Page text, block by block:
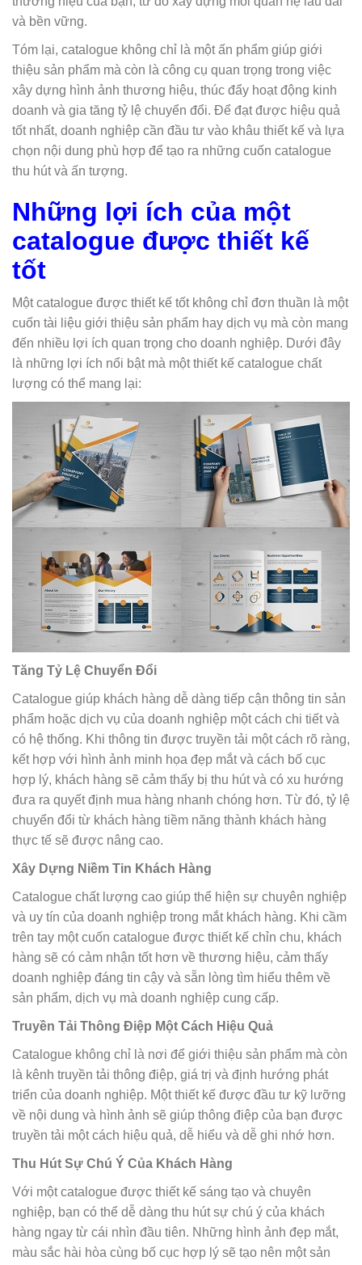
và bền vững.
Tóm lại, catalogue không chỉ là một ấn phẩm giúp giới
thiệu sản phẩm mà còn là công cụ quan trọng trong việc
xây dựng hình ảnh thương hiệu, thúc đẩy hoạt động kinh
doanh và gia tăng tỷ lệ chuyển đổi. Để đạt được hiệu quả
tốt nhất, doanh nghiệp cần đầu tư vào khâu thiết kế và lựa
chọn nội dung phù hợp để tạo ra những cuốn catalogue
thu hút và ấn tượng.
Những lợi ích của một
catalogue được thiết kế
tốt
Một catalogue được thiết kế tốt không chỉ đơn thuần là một
cuốn tài liệu giới thiệu sản phẩm hay dịch vụ mà còn mang
đến nhiều lợi ích quan trọng cho doanh nghiệp. Dưới đây
là những lợi ích nổi bật mà một thiết kế catalogue chất
lượng có thể mang lại:
Tăng Tỷ Lệ Chuyển Đổi
Catalogue giúp khách hàng dễ dàng tiếp cận thông tin sản
phẩm hoặc dịch vụ của doanh nghiệp một cách chi tiết và
có hệ thống. Khi thông tin được truyền tải một cách rõ ràng,
kết hợp với hình ảnh minh họa đẹp mắt và cách bố cục
hợp lý, khách hàng sẽ cảm thấy bị thu hút và có xu hướng
đưa ra quyết định mua hàng nhanh chóng hơn. Từ đó, tỷ lệ
chuyển đổi từ khách hàng tiềm năng thành khách hàng
thực tế sẽ được nâng cao.
Xây Dựng Niềm Tin Khách Hàng
Catalogue chất lượng cao giúp thể hiện sự chuyên nghiệp
và uy tín của doanh nghiệp trong mắt khách hàng. Khi cầm
trên tay một cuốn catalogue được thiết kế chỉn chu, khách
hàng sẽ có cảm nhận tốt hơn về thương hiệu, cảm thấy
doanh nghiệp đáng tin cậy và sẵn lòng tìm hiểu thêm về
sản phẩm, dịch vụ mà doanh nghiệp cung cấp.
Truyền Tải Thông Điệp Một Cách Hiệu Quả
Catalogue không chỉ là nơi để giới thiệu sản phẩm mà còn
là kênh truyền tải thông điệp, giá trị và định hướng phát
triển của doanh nghiệp. Một thiết kế được đầu tư kỹ lưỡng
về nội dung và hình ảnh sẽ giúp thông điệp của bạn được
truyền tải một cách hiệu quả, dễ hiểu và dễ ghi nhớ hơn.
Thu Hút Sự Chú Ý Của Khách Hàng
Với một catalogue được thiết kế sáng tạo và chuyên
nghiệp, bạn có thể dễ dàng thu hút sự chú ý của khách
hàng ngay từ cái nhìn đầu tiên. Những hình ảnh đẹp mắt,
màu sắc hài hòa cùng bố cục hợp lý sẽ tạo nên một sản